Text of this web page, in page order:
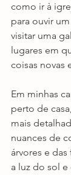
como ir à
para ouvir
visitar uma
lugares em
coisas novas
Em minhas
perto de
mais
nuances de
árvores e
a luz do sol